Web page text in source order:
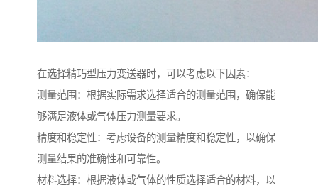
在选择精巧型压力变送器时，可以考虑以下因素：
测量范围：根据实际需求选择适合的测量范围，确保能
够满足液体或气体压力测量要求。
精度和稳定性：考虑设备的测量精度和稳定性，以确保
测量结果的准确性和可靠性。
材料选择：根据液体或气体的性质选择适合的材料，以